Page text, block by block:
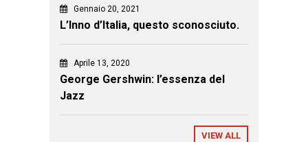
Gennaio 20, 2021
L’Inno d’Italia, questo sconosciuto.
Aprile 13, 2020
George Gershwin: l’essenza del
Jazz
VIEW ALL